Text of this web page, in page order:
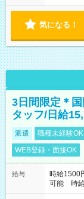
気になる！
3日間限定＊
タッフ/日給
派遣 職種未経験OK
WEB登録・面接OK
給与
時給1500
可能 時給
働8時間